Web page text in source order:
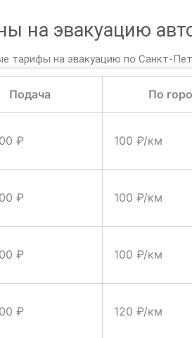
на эвакуацию
тарифы на эвакуацию по Санкт-
Подача По
₽ 100 ₽/км
₽ 100 ₽/км
₽ 100 ₽/км
₽ 120 ₽/км